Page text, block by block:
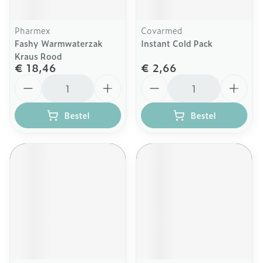
Pharmex
Fashy Warmwaterzak
Kraus Rood
€ 18,46
Bestel
Covarmed
Instant Cold Pack
€ 2,66
Bestel